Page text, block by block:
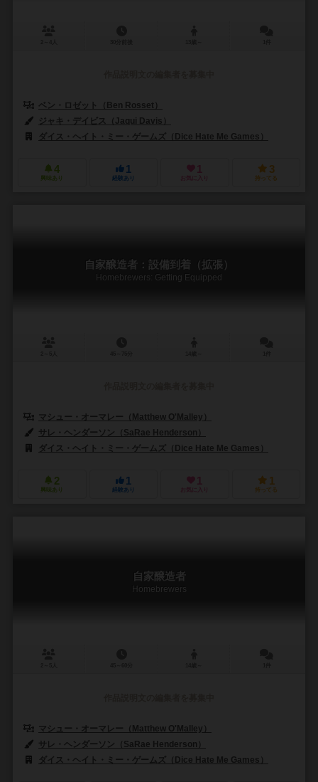
ベン・ロゼット（Ben Rosset）
ジャキ・デイビス（Jaqui Davis）
ダイス・ヘイト・ミー・ゲームズ（Dice Hate Me Games）
4
興味あり
1
経験あり
1
お気に入り
3
持ってる
自家醸造者：設備到着（拡張）
Homebrewers: Getting Equipped
マシュー・オーマレー（Matthew O'Malley）
サレ・ヘンダーソン（SaRae Henderson）
ダイス・ヘイト・ミー・ゲームズ（Dice Hate Me Games）
2
興味あり
1
経験あり
1
お気に入り
1
持ってる
自家醸造者
Homebrewers
マシュー・オーマレー（Matthew O'Malley）
サレ・ヘンダーソン（SaRae Henderson）
ダイス・ヘイト・ミー・ゲームズ（Dice Hate Me Games）